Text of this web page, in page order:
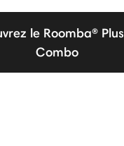
le Roomba®
Combo